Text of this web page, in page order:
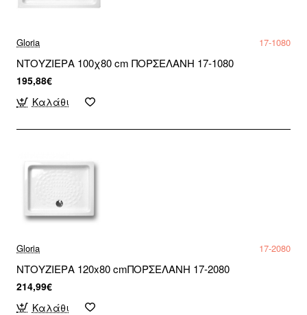
Gloria 17-1080
ΝΤΟΥΖΙΕΡΑ 100χ80 cm ΠΟΡΣΕΛΑΝΗ 17-1080
195,88€
Καλάθι
Gloria 17-2080
ΝΤΟΥΖΙΕΡΑ 120x80 cmΠΟΡΣΕΛΑΝΗ 17-2080
214,99€
Καλάθι